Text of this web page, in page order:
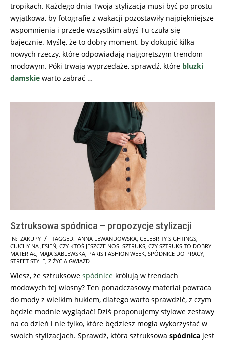
tropikach. Każdego dnia Twoja stylizacja musi być po prostu
wyjątkowa, by fotografie z wakacji pozostawiły najpiękniejsze
wspomnienia i przede wszystkim abyś Tu czuła się
bajecznie. Myślę, że to dobry moment, by dokupić kilka
nowych rzeczy, które odpowiadają najgorętszym trendom
modowym. Póki trwają wyprzedaże, sprawdź, które bluzki
damskie warto zabrać …
Sztruksowa spódnica – propozycje stylizacji
2025-
07-
07
IN: ZAKUPY TAGGED: ANNA LEWANDOWSKA CELEBRITY SIGHTINGS
CIUCHY NA JESIEŃ CZY KTOŚ JESZCZE NOSI SZTRUKS CZY SZTRUKS TO DOBRY
MATERIAŁ MAJA SABLEWSKA PARIS FASHION WEEK SPÓDNICE DO PRACY
STREET STYLE Z ŻYCIA GWIAZD
Wiesz, że sztruksowe spódnice królują w trendach
modowych tej wiosny? Ten ponadczasowy materiał powraca
do mody z wielkim hukiem, dlatego warto sprawdzić, z czym
będzie modnie wyglądać! Dziś proponujemy stylowe zestawy
na co dzień i nie tylko, które będziesz mogła wykorzystać w
swoich stylizacjach. Sprawdź, która sztruksowa spódnica jest